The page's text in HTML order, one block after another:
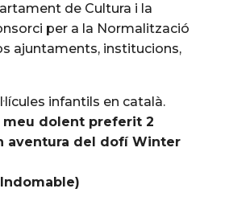
de Cultura i la
per a la Normalització
ajuntaments, institucions,
infantils en català.
meu dolent preferit 2
aventura del dofí Winter